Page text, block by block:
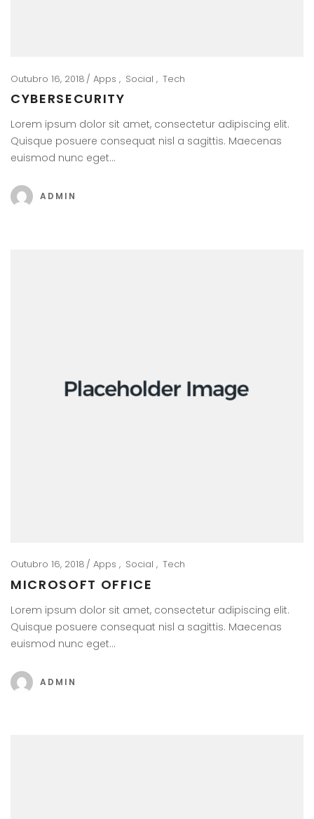
Outubro 16, 2018 Apps Social Tech
CYBERSECURITY
Lorem ipsum dolor sit amet, consectetur adipiscing elit.
Quisque posuere consequat nisl a sagittis. Maecenas
euismod nunc eget…
ADMIN
Outubro 16, 2018 Apps Social Tech
MICROSOFT OFFICE
Lorem ipsum dolor sit amet, consectetur adipiscing elit.
Quisque posuere consequat nisl a sagittis. Maecenas
euismod nunc eget…
ADMIN